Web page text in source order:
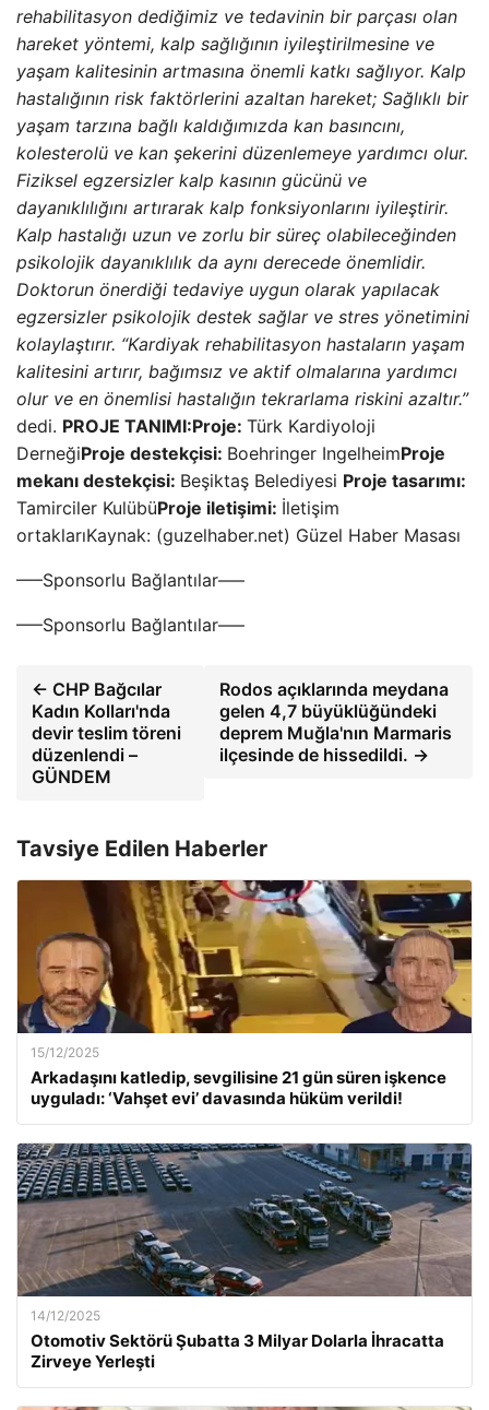
rehabilitasyon dediğimiz ve tedavinin bir parçası olan
hareket yöntemi, kalp sağlığının iyileştirilmesine ve
yaşam kalitesinin artmasına önemli katkı sağlıyor. Kalp
hastalığının risk faktörlerini azaltan hareket; Sağlıklı bir
yaşam tarzına bağlı kaldığımızda kan basıncını,
kolesterolü ve kan şekerini düzenlemeye yardımcı olur.
Fiziksel egzersizler kalp kasının gücünü ve
dayanıklılığını artırarak kalp fonksiyonlarını iyileştirir.
Kalp hastalığı uzun ve zorlu bir süreç olabileceğinden
psikolojik dayanıklılık da aynı derecede önemlidir.
Doktorun önerdiği tedaviye uygun olarak yapılacak
egzersizler psikolojik destek sağlar ve stres yönetimini
kolaylaştırır. “Kardiyak rehabilitasyon hastaların yaşam
kalitesini artırır, bağımsız ve aktif olmalarına yardımcı
olur ve en önemlisi hastalığın tekrarlama riskini azaltır.”
dedi. PROJE TANIMI:Proje: Türk Kardiyoloji
DerneğiProje destekçisi: Boehringer IngelheimProje
mekanı destekçisi: Beşiktaş Belediyesi Proje tasarımı:
Tamirciler KulübüProje iletişimi: İletişim
ortaklarıKaynak: (guzelhaber.net) Güzel Haber Masası
—–Sponsorlu Bağlantılar—–
—–Sponsorlu Bağlantılar—–
← CHP Bağcılar
Kadın Kolları'nda
devir teslim töreni
düzenlendi –
GÜNDEM
Rodos açıklarında meydana
gelen 4,7 büyüklüğündeki
deprem Muğla'nın Marmaris
ilçesinde de hissedildi. →
Tavsiye Edilen Haberler
15/12/2025
Arkadaşını katledip, sevgilisine 21 gün süren işkence
uyguladı: ‘Vahşet evi’ davasında hüküm verildi!
14/12/2025
Otomotiv Sektörü Şubatta 3 Milyar Dolarla İhracatta
Zirveye Yerleşti